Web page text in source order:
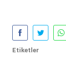
Etiketler